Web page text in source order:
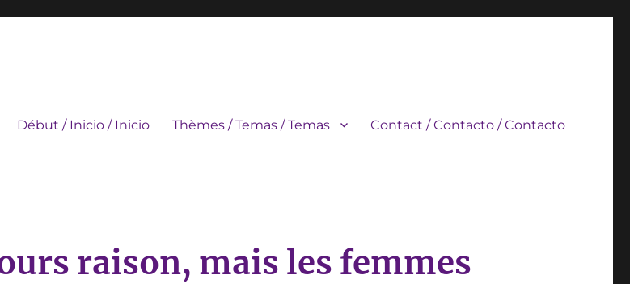
Début / Inicio / Inicio Thèmes / Temas / Temas Contact / Contacto / Contacto
raison, mais les femmes